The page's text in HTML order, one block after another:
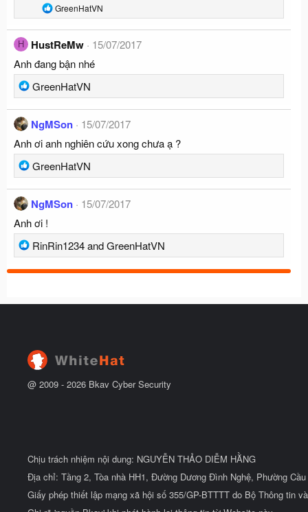
s
:
R
e
a
c
t
i
o
n
s
GreenHatVN
H HustReMw
15/07/2017
Anh đang bận nhé
R
e
a
c
i
o
n
s
GreenHatVN
NgMSon
15/07/2017
Anh ơi anh nghiên cứu xong chưa ạ ?
R
e
a
c
i
o
n
GreenHatVN
NgMSon
15/07/2017
Anh ơi !
R
e
a
t
s
RinRin1234andGreenHatVN
@ 2009 - 2026 Bkav Cyber Security
Chịu trách nhiệm nội dung: NGUYỄN THẢO DIỄM HẰNG
Địa chỉ: Tầng 2, Tòa nhà HH1, Đường Dương Đình Nghệ, Phường
Giấy phép thiết lập mạng xã hội số 355/GP-BTTTT do Bộ Thông tin